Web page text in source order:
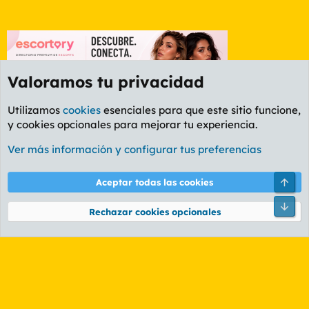
Foro General
Cookies
PL OLDSTYLE AMARILLO
Términos y reglas Política de privacidad Ayuda
Community platform by XenForo® © 2010-2026 XenForo Ltd.
Valoramos tu privacidad
Utilizamos cookies esenciales para que este sitio funcione,
y cookies opcionales para mejorar tu experiencia.
Ver más información y configurar tus preferencias
Aceptar todas las cookies
Rechazar cookies opcionales
Pie